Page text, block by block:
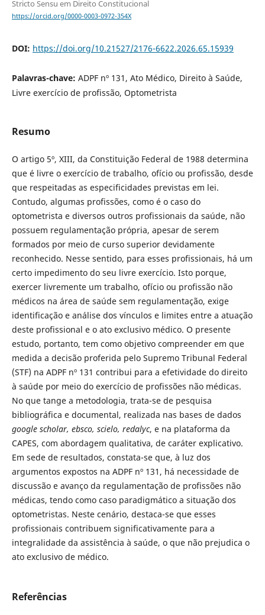
Stricto Sensu em Direito Constitucional
https://orcid.org/0000-0003-0972-354X
DOI: https://doi.org/10.21527/2176-6622.2026.65.15939
Palavras-chave: ADPF nº 131, Ato Médico, Direito à Saúde,
Livre exercício de profissão, Optometrista
Resumo
O artigo 5º, XIII, da Constituição Federal de 1988 determina
que é livre o exercício de trabalho, ofício ou profissão, desde
que respeitadas as especificidades previstas em lei.
Contudo, algumas profissões, como é o caso do
optometrista e diversos outros profissionais da saúde, não
possuem regulamentação própria, apesar de serem
formados por meio de curso superior devidamente
reconhecido. Nesse sentido, para esses profissionais, há um
certo impedimento do seu livre exercício. Isto porque,
exercer livremente um trabalho, ofício ou profissão não
médicos na área de saúde sem regulamentação, exige
identificação e análise dos vínculos e limites entre a atuação
deste profissional e o ato exclusivo médico. O presente
estudo, portanto, tem como objetivo compreender em que
medida a decisão proferida pelo Supremo Tribunal Federal
(STF) na ADPF nº 131 contribui para a efetividade do direito
à saúde por meio do exercício de profissões não médicas.
No que tange a metodologia, trata-se de pesquisa
bibliográfica e documental, realizada nas bases de dados
google scholar, ebsco, scielo, redalyc, e na plataforma da
CAPES, com abordagem qualitativa, de caráter explicativo.
Em sede de resultados, constata-se que, à luz dos
argumentos expostos na ADPF nº 131, há necessidade de
discussão e avanço da regulamentação de profissões não
médicas, tendo como caso paradigmático a situação dos
optometristas. Neste cenário, destaca-se que esses
profissionais contribuem significativamente para a
integralidade da assistência à saúde, o que não prejudica o
ato exclusivo de médico.
Referências